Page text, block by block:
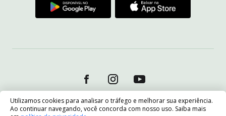
Utilizamos cookies para analisar o tráfego e melhorar sua experiência.
Ao continuar navegando, você concorda com nosso uso. Saiba mais